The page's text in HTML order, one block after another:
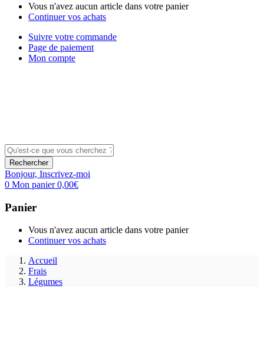
Vous n'avez aucun article dans votre panier
Continuer vos achats
Suivre votre commande
Page de paiement
Mon compte
Rechercher
Bonjour, Inscrivez-moi
0 Mon panier0,00€
Panier
Vous n'avez aucun article dans votre panier
Continuer vos achats
Accueil
Frais
Légumes